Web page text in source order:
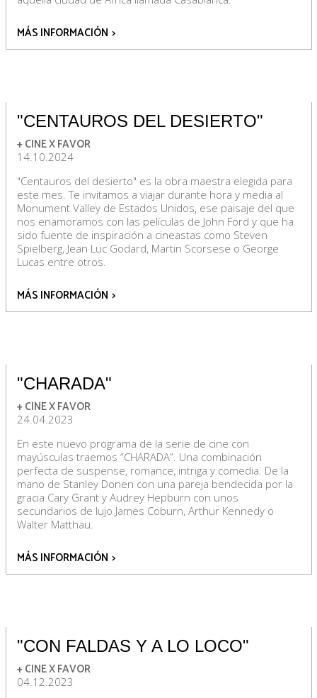
MÁS INFORMACIÓN >
"CENTAUROS DEL DESIERTO"
+ CINE X FAVOR
14.10.2024
"Centauros del desierto" es la obra maestra elegida para
este mes. Te invitamos a viajar durante hora y media al
Monument Valley de Estados Unidos, ese paisaje del que
nos enamoramos con las películas de John Ford y que ha
sido fuente de inspiración a cineastas como Steven
Spielberg, Jean Luc Godard, Martin Scorsese o George
Lucas entre otros.
MÁS INFORMACIÓN >
"CHARADA"
+ CINE X FAVOR
24.04.2023
En este nuevo programa de la serie de cine con
mayúsculas traemos “CHARADA”. Una combinación
perfecta de suspense, romance, intriga y comedia. De la
mano de Stanley Donen con una pareja bendecida por la
gracia Cary Grant y Audrey Hepburn con unos
secundarios de lujo James Coburn, Arthur Kennedy o
Walter Matthau.
MÁS INFORMACIÓN >
"CON FALDAS Y A LO LOCO"
+ CINE X FAVOR
04.12.2023